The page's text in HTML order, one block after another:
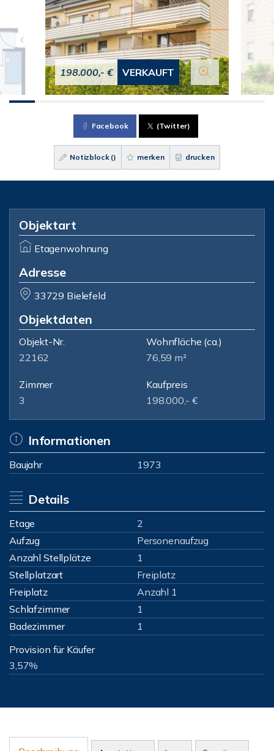
198.000,- € VERKAUFT
Facebook (Twitter)
Notizblock () merken drucken
Objektart
Etagenwohnung
Adresse
33729 Bielefeld
Objektdaten
Objekt-Nr.
22162
Wohnfläche (ca.)
76,59 m²
Zimmer
3
Kaufpreis
198.000,- €
Informationen
Baujahr 1973
Details
Etage
2
Aufzug
Personenaufzug
Anzahl Stellplätze
1
Stellplatzart
Freiplatz
Freiplatz
Anzahl 1
Schlafzimmer
1
Badezimmer
1
Provision für Käufer
3,57%